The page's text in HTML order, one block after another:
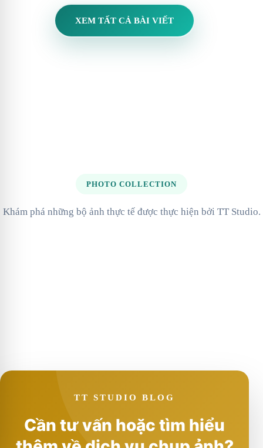
XEM TẤT CẢ BÀI VIẾT
PHOTO COLLECTION
Khám phá những bộ ảnh thực tế được thực hiện bởi TT Studio.
TT STUDIO BLOG
Cần tư vấn hoặc tìm hiểu